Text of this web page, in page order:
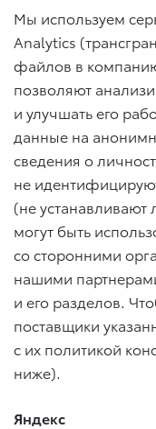
Мы используем
Analytics
файлов в
позволяют
и улучшать его
данные на
сведения о
не
(не
могут быть
со сторонними
нашими
и его разделов.
поставщики
с их политикой
ниже).
Яндекс